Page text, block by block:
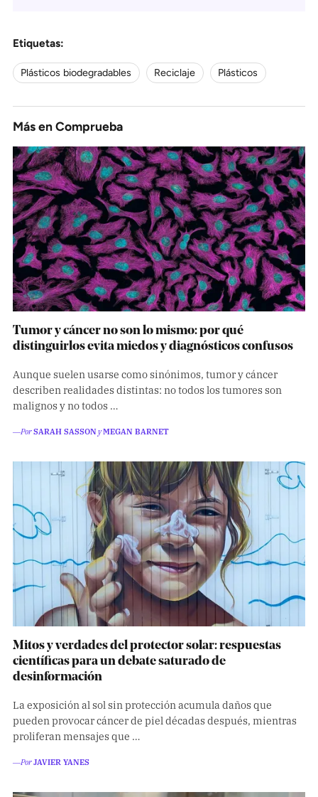
Etiquetas:
Plásticos biodegradables Reciclaje Plásticos
Más enComprueba
Tumor y cáncer no son lo mismo: por qué
distinguirlos evita miedos y diagnósticos confusos
Aunque suelen usarse como sinónimos, tumor y cáncer
describen realidades distintas: no todos los tumores son
malignos y no todos …
―PorSARAH SASSONyMEGAN BARNET
Mitos y verdades del protector solar: respuestas
científicas para un debate saturado de
desinformación
La exposición al sol sin protección acumula daños que
pueden provocar cáncer de piel décadas después, mientras
proliferan mensajes que …
―PorJAVIER YANES